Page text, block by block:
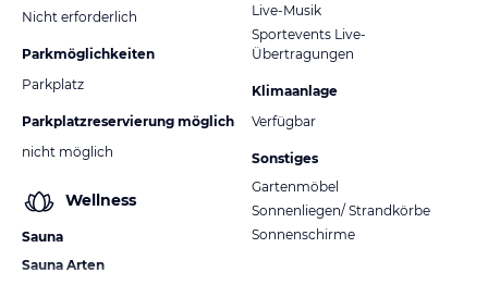
Nicht erforderlich
Parkmöglichkeiten
Parkplatz
Parkplatzreservierung möglich
nicht möglich
Wellness
Sauna
Sauna Arten
Live-Musik
Sportevents Live-
Übertragungen
Klimaanlage
Verfügbar
Sonstiges
Gartenmöbel
Sonnenliegen/ Strandkörbe
Sonnenschirme